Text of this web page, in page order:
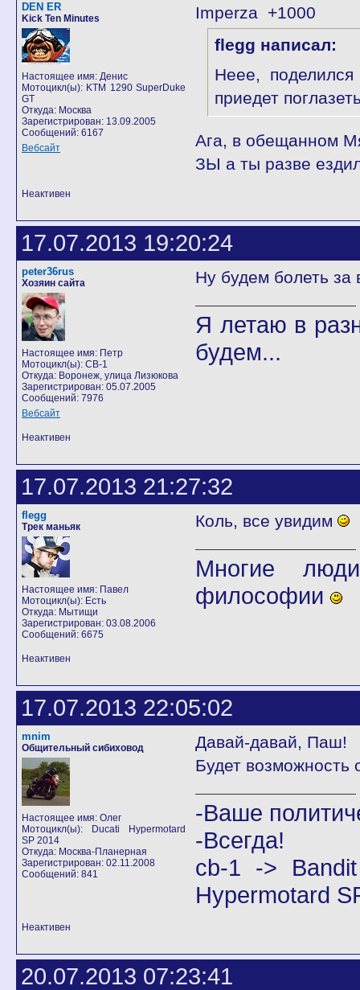
DEN ER
Kick Ten Minutes
Настоящее имя: Денис
Мотоцикл(ы): KTM 1290 SuperDuke
GT
Откуда: Москва
Зарегистрирован: 13.09.2005
Сообщений: 6167
Вебсайт
Imperza +1000
flegg написал:
Неее,
приедет
Ага, в обещанном
ЗЫ а ты разве
Неактивен
17.07.2013 19:20:24
peter36rus
Хозяин сайта
Настоящее имя: Петр
Мотоцикл(ы): CB-1
Откуда: Воронеж, улица Лизюкова
Зарегистрирован: 05.07.2005
Сообщений: 7976
Вебсайт
Ну будем болеть за
Я летаю в
будем...
Неактивен
17.07.2013 21:27:32
flegg
Трек маньяк
Настоящее имя: Павел
Мотоцикл(ы): Есть
Откуда: Мытищи
Зарегистрирован: 03.08.2006
Сообщений: 6675
Коль, все увидим
Многие
философии
Неактивен
17.07.2013 22:05:02
mnim
Общительный сибиховод
Настоящее имя: Олег
Мотоцикл(ы): Ducati Hypermotard
SP 2014
Откуда: Москва-Планерная
Зарегистрирован: 02.11.2008
Сообщений: 841
Давай-давай, Паш!
Будет возможность
-Ваше
-Всегда!
cb-1 ->
Hypermotard
Неактивен
20.07.2013 07:23:41